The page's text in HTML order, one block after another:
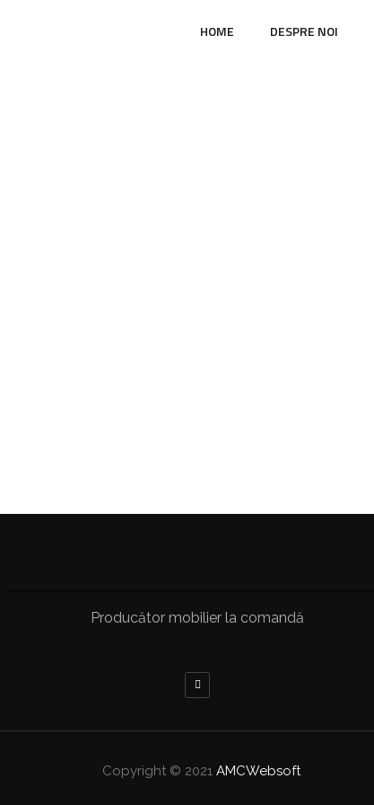
HOME DESPRE NOI
Producător mobilier la comandă
Copyright © 2021 AMCWebsoft